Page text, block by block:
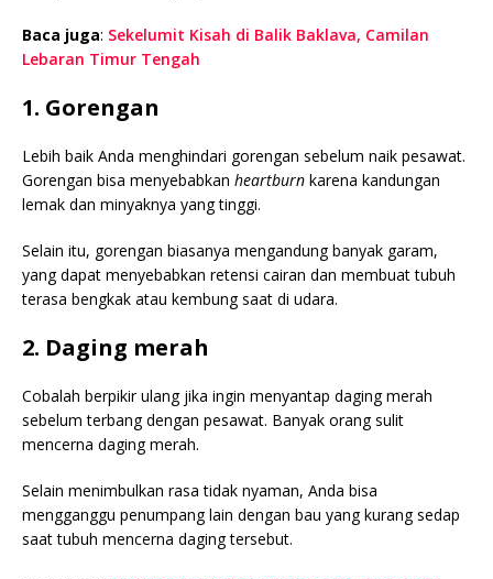
Baca juga: Sekelumit Kisah di Balik Baklava, Camilan
Lebaran Timur Tengah
1. Gorengan
Lebih baik Anda menghindari gorengan sebelum naik pesawat.
Gorengan bisa menyebabkan heartburn karena kandungan
lemak dan minyaknya yang tinggi.
Selain itu, gorengan biasanya mengandung banyak garam,
yang dapat menyebabkan retensi cairan dan membuat tubuh
terasa bengkak atau kembung saat di udara.
2. Daging merah
Cobalah berpikir ulang jika ingin menyantap daging merah
sebelum terbang dengan pesawat. Banyak orang sulit
mencerna daging merah.
Selain menimbulkan rasa tidak nyaman, Anda bisa
mengganggu penumpang lain dengan bau yang kurang sedap
saat tubuh mencerna daging tersebut.